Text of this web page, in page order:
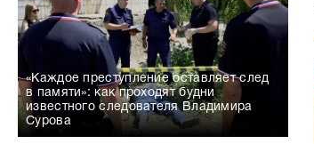
«Каждое преступление оставляет след
в памяти»: как проходят будни
известного следователя Владимира
Сурова